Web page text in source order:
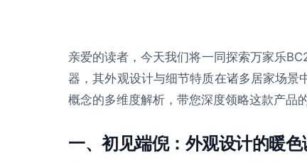
亲爱的读者，今天我们将一同探索万家乐
器，其外观设计与细节特质在诸多居家场景
概念的多维度解析，带您深度领略这款产品
一、初见端倪：外观设计的暖